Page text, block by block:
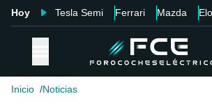
Hoy Tesla Semi Ferrari Mazda
Inicio Noticias